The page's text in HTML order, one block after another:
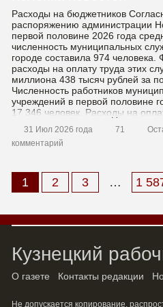
Расходы на бюджетников
распоряжению администрации
первой половине 2026 года
численность муниципальных
городе составила 974 человека.
расходы на оплату труда этих
миллиона 438 тысяч рублей за
Численность работников
учреждений в первой половине
17 346 человек. Расходы на
составили 6 миллиардов 326 […]
31 Июл 2026 года 71
комментарий
Материалы
1 2 3 … 1
Кузнецкий
О газете Контакты редакции
Не допускается копирование,